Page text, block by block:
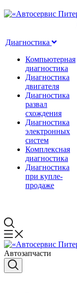
Диагностика
Компьютерная
диагностика
Диагностика
двигателя
Диагностика
развал
схождения
Диагностика
электронных
систем
Комплексная
диагностика
Диагностика
при купле-
продаже
Автозапчасти